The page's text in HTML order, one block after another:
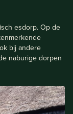
esdorp. Op de
bij andere
naburige dorpen